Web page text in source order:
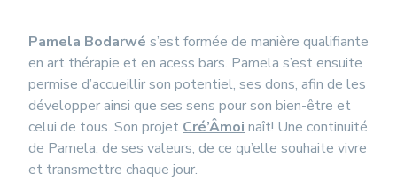
Pamela Bodarwé s’est formée de manière qualifiante
en art thérapie et en acess bars. Pamela s’est ensuite
permise d’accueillir son potentiel, ses dons, afin de les
développer ainsi que ses sens pour son bien-être et
celui de tous. Son projet Cré’Âmoi naît! Une continuité
de Pamela, de ses valeurs, de ce qu’elle souhaite vivre
et transmettre chaque jour.